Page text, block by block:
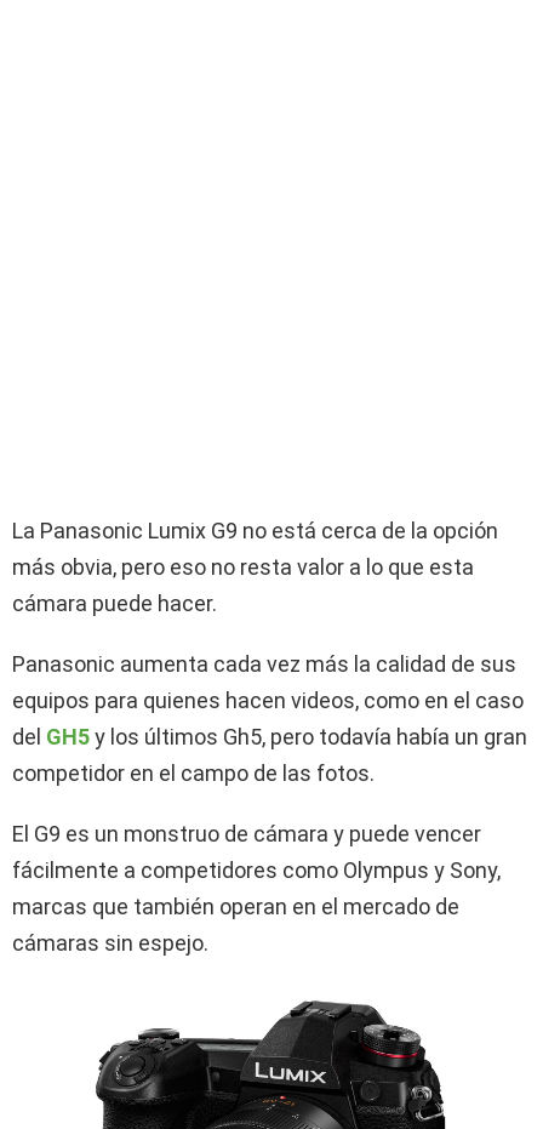
La Panasonic Lumix G9 no está cerca de la opción
más obvia, pero eso no resta valor a lo que esta
cámara puede hacer.
Panasonic aumenta cada vez más la calidad de sus
equipos para quienes hacen videos, como en el caso
del GH5y los últimos Gh5, pero todavía había un gran
competidor en el campo de las fotos.
El G9 es un monstruo de cámara y puede vencer
fácilmente a competidores como Olympus y Sony,
marcas que también operan en el mercado de
cámaras sin espejo.